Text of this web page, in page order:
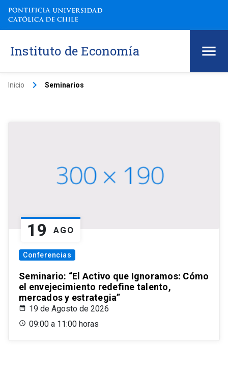
Instituto de Economía
Inicio keyboard_arrow_right Seminarios
19 AGO
Conferencias
Seminario: “El Activo que Ignoramos: Cómo
el envejecimiento redefine talento,
mercados y estrategia”
19 de Agosto de 2026
09:00 a 11:00 horas